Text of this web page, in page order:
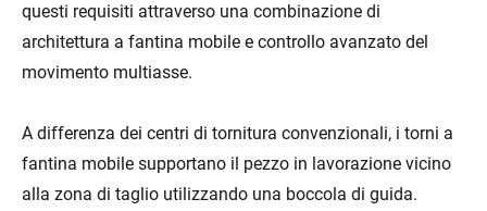
questi requisiti attraverso una combinazione di
architettura a fantina mobile e controllo avanzato del
movimento multiasse.
A differenza dei centri di tornitura convenzionali, i torni a
fantina mobile supportano il pezzo in lavorazione vicino
alla zona di taglio utilizzando una boccola di guida.